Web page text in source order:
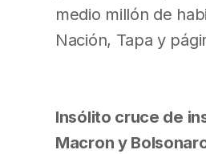
medio millón de
Nación, Tapa y
Insólito cruce de
Macron y